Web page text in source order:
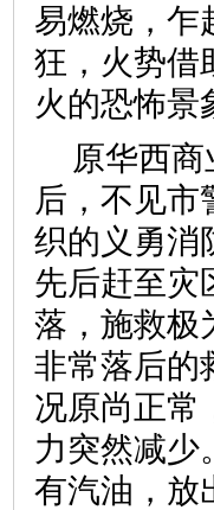
易燃烧，乍
狂，火势借
火的恐怖景
原华西
后，不见市
织的义勇消
先后赶至灾
落，施救极
非常落后的
况原尚正常
力突然减少
有汽油，放